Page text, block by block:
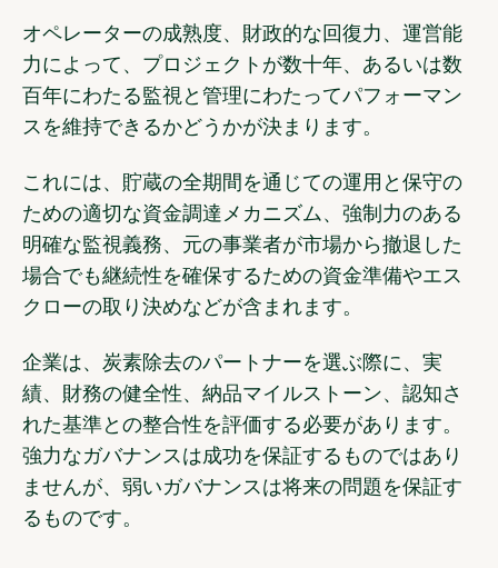
オペレーターの成熟度、財政的な回復力、運営能
力によって、プロジェクトが数十年、あるいは数
百年にわたる監視と管理にわたってパフォーマン
スを維持できるかどうかが決まります。
これには、貯蔵の全期間を通じての運用と保守の
ための適切な資金調達メカニズム、強制力のある
明確な監視義務、元の事業者が市場から撤退した
場合でも継続性を確保するための資金準備やエス
クローの取り決めなどが含まれます。
企業は、炭素除去のパートナーを選ぶ際に、実
績、財務の健全性、納品マイルストーン、認知さ
れた基準との整合性を評価する必要があります。
強力なガバナンスは成功を保証するものではあり
ませんが、弱いガバナンスは将来の問題を保証す
るものです。